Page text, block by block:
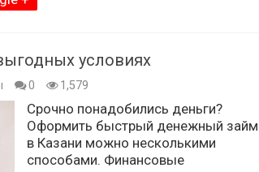
условиях
0 1,579
Срочно понадобились деньги?
Оформить быстрый денежный займ
в Казани можно несколькими
способами. Финансовые